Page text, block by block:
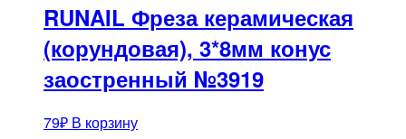
RUNAIL Фреза керамическая
(корундовая), 3*8мм конус
заостренный №3919
79₽ В корзину